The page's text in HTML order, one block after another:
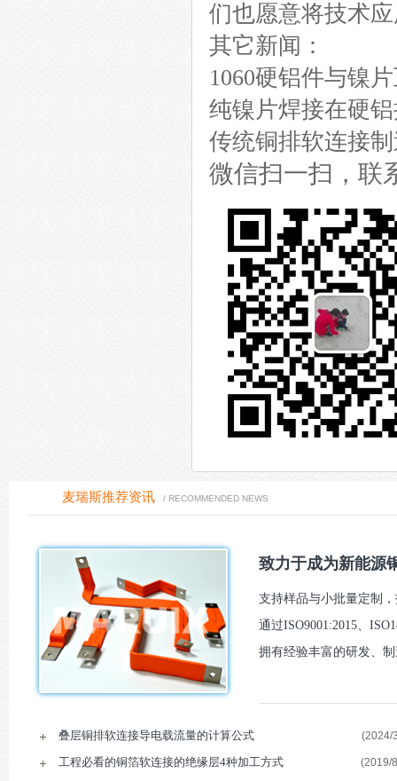
们也愿意将技术
其它新闻：
1060硬铝件与镍
纯镍片焊接在硬
传统铜排软连接
微信扫一扫，联
麦瑞斯推荐资讯 / RECOMMENDED NEWS
致力于成为新能源
支持样品与小批量定制
通过ISO9001:2015、
拥有经验丰富的研发、
(2024/
叠层铜排软连接导电载流量的计算公式
(2019/
工程必看的铜箔软连接的绝缘层4种加工方式